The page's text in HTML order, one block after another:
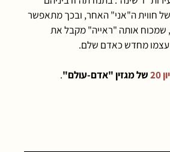
חווית ה"אני" האחר, ובכך מתאפשר
שמכוח אותה "ראייה" מקבל את
מחדש כאדם שלם.
של מגזין "אדם-עולם".